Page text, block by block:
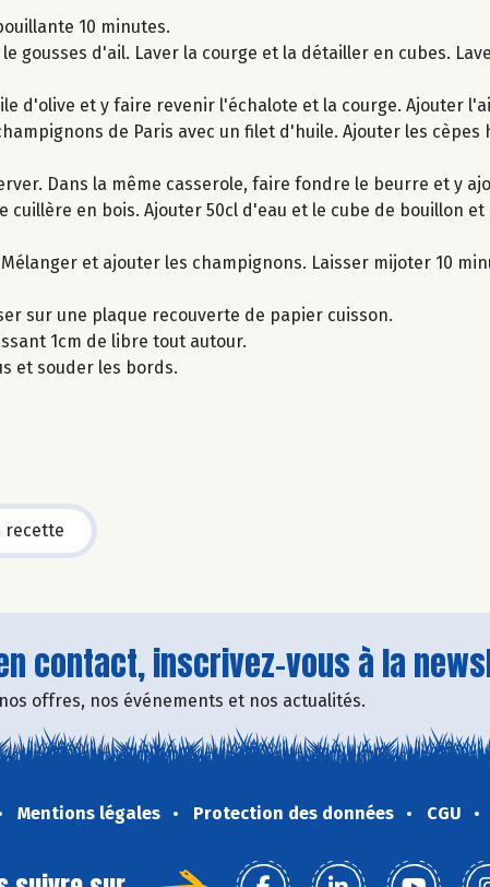
10 minutes.
gousses d'ail. Laver la courge et la détailler en cubes.
d'olive et y faire revenir l'échalote et la courge. Ajouter
de Paris avec un filet d'huile. Ajouter les cèpes
Dans la même casserole, faire fondre le beurre et y
cuillère en bois. Ajouter 50cl d'eau et le cube de bouillon
et ajouter les champignons. Laisser mijoter 10
sur une plaque recouverte de papier cuisson.
1cm de libre tout autour.
et souder les bords.
recette
contact, inscrivez-vous à la
offres, nos événements et nos actualités.
Mentions légales Protection des données CGU